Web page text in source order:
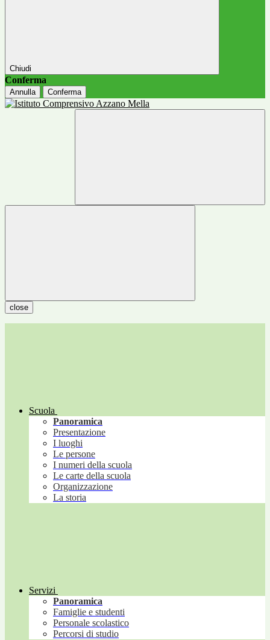
Chiudi
Conferma
Annulla Conferma
close
Scuola
Panoramica
Presentazione
I luoghi
Le persone
I numeri della scuola
Le carte della scuola
Organizzazione
La storia
Servizi
Panoramica
Famiglie e studenti
Personale scolastico
Percorsi di studio